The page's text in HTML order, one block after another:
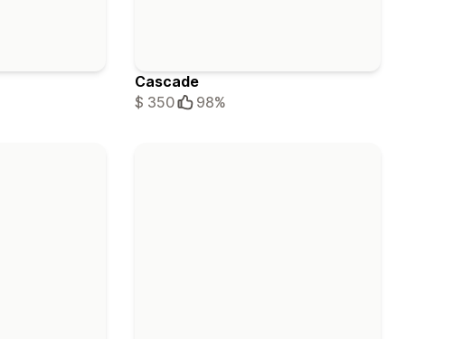
Cascade
$ 350
98%